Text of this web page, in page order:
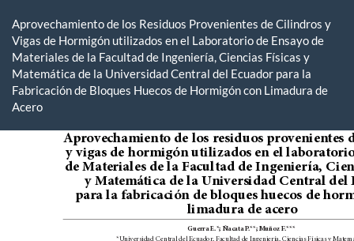
Aprovechamiento de los Residuos Provenientes de Cilindros y
Vigas de Hormigón utilizados en el Laboratorio de Ensayo de
Materiales de la Facultad de Ingeniería, Ciencias Físicas y
Matemática de la Universidad Central del Ecuador para la
Fabricación de Bloques Huecos de Hormigón con Limadura de
Acero